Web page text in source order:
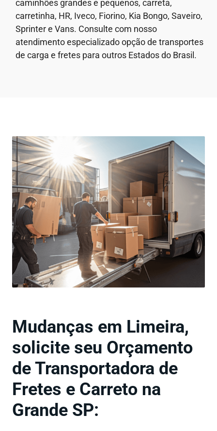
caminhões grandes e pequenos, carreta,
carretinha, HR, Iveco, Fiorino, Kia Bongo, Saveiro,
Sprinter e Vans. Consulte com nosso
atendimento especializado opção de transportes
de carga e fretes para outros Estados do Brasil.
Mudanças em Limeira,
solicite seu Orçamento
de Transportadora de
Fretes e Carreto na
Grande SP: